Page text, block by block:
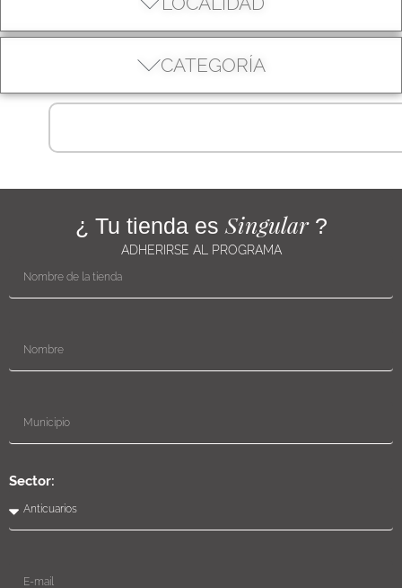
CATEGORÍA
¿ Tu tienda es Singular?
ADHERIRSE AL PROGRAMA
Sector: